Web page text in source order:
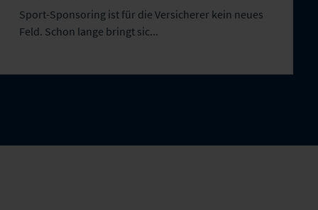
Sport-Sponsoring ist für die Versicherer kein neues
Feld. Schon lange bringt sic...